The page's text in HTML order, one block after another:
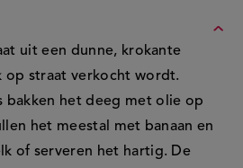
uit een dunne, krokante
op straat verkocht wordt.
het deeg met olie op
het meestal met banaan en
of serveren het hartig. De